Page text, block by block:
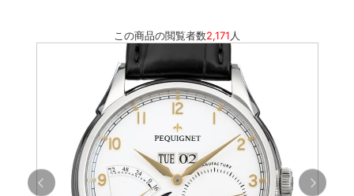
この商品の閲覧者数2,171 人